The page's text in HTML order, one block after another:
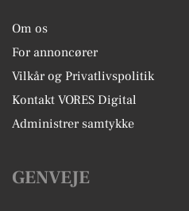
Om os
For annoncører
Vilkår og Privatlivspolitik
Kontakt VORES Digital
Administrer samtykke
GENVEJE